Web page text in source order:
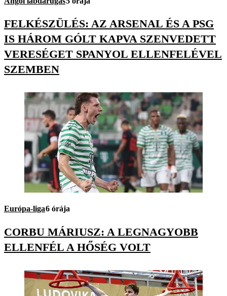
FELKÉSZÜLÉS: AZ ARSENAL ÉS A PSG
IS HÁROM GÓLT KAPVA SZENVEDETT
VERESÉGET SPANYOL ELLENFELÉVEL
SZEMBEN
Európa-liga6 órája
CORBU MÁRIUSZ: A LEGNAGYOBB
ELLENFÉL A HŐSÉG VOLT